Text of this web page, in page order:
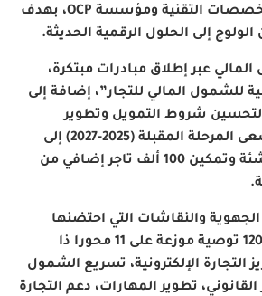
التقنية ومؤسسة
، بهدف
إلى الحلول الرقمية الحديثة.
عبر إطلاق مبادرات مبتكرة،
للشمول المالي للتجار”، إضافة إلى
لتحسين شروط التمويل وتطوير
سلاسل التزويد، وتسعى المرحلة المقبلة (2025-2027) إلى
مواكبة 300 شركة ناشئة وتمكين 100 ألف تاجر إضافي من
.
والنقاشات التي احتضنها
المنتدى عن صياغة 1200 توصية موزعة على 11 محورا ذا
التجارة الإلكترونية، تسريع الشمول
تطوير المهارات، دعم التجارة